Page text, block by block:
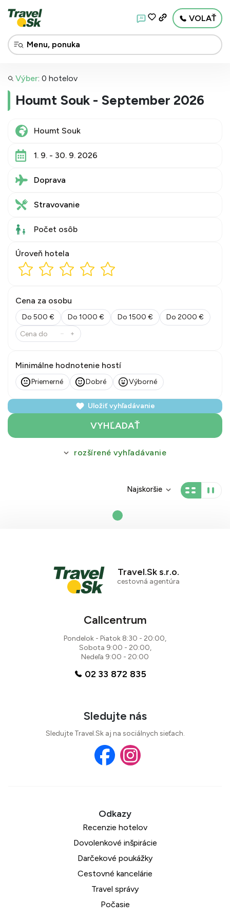
AI VOLAŤ
Výber: 0 hotelov
Houmt Souk - September 2026
1. 9. - 30. 9. 2026
Doprava
Stravovanie
Počet osôb
Úroveň hotela
Cena za osobu
Do 500 € Do 1000 € Do 1500 € Do 2000 €
Minimálne hodnotenie hostí
Priemerné Dobré Výborné
Uložiť vyhľadávanie
VYHĽADAŤ
rozšírené vyhľadávanie
Najskoršie
Travel.Sk s.r.o.
cestovná agentúra
Callcentrum
Pondelok - Piatok 8:30 - 20:00,
Sobota 9:00 - 20:00,
Nedeľa 9:00 - 20:00
02 33 872 835
Sledujte nás
Sledujte Travel.Sk aj na sociálnych sieťach.
Recenzie hotelov
Dovolenkové inšpirácie
Darčekové poukážky
Cestovné kancelárie
Travel správy
Počasie